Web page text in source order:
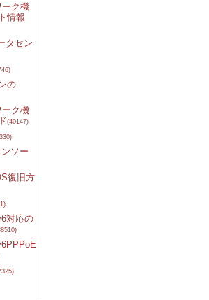
ーク機
情報
タセン
の
ーク機
(40147)
ソー
復旧方
対応の